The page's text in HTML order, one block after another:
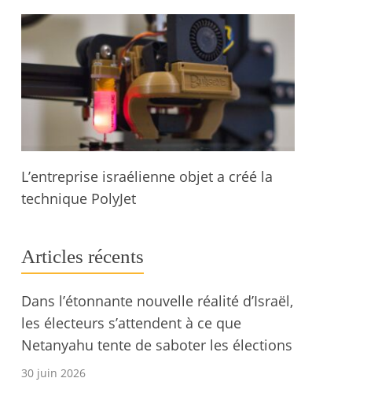
L’entreprise israélienne objet a créé la
technique PolyJet
Articles récents
Dans l’étonnante nouvelle réalité d’Israël,
les électeurs s’attendent à ce que
Netanyahu tente de saboter les élections
30 juin 2026